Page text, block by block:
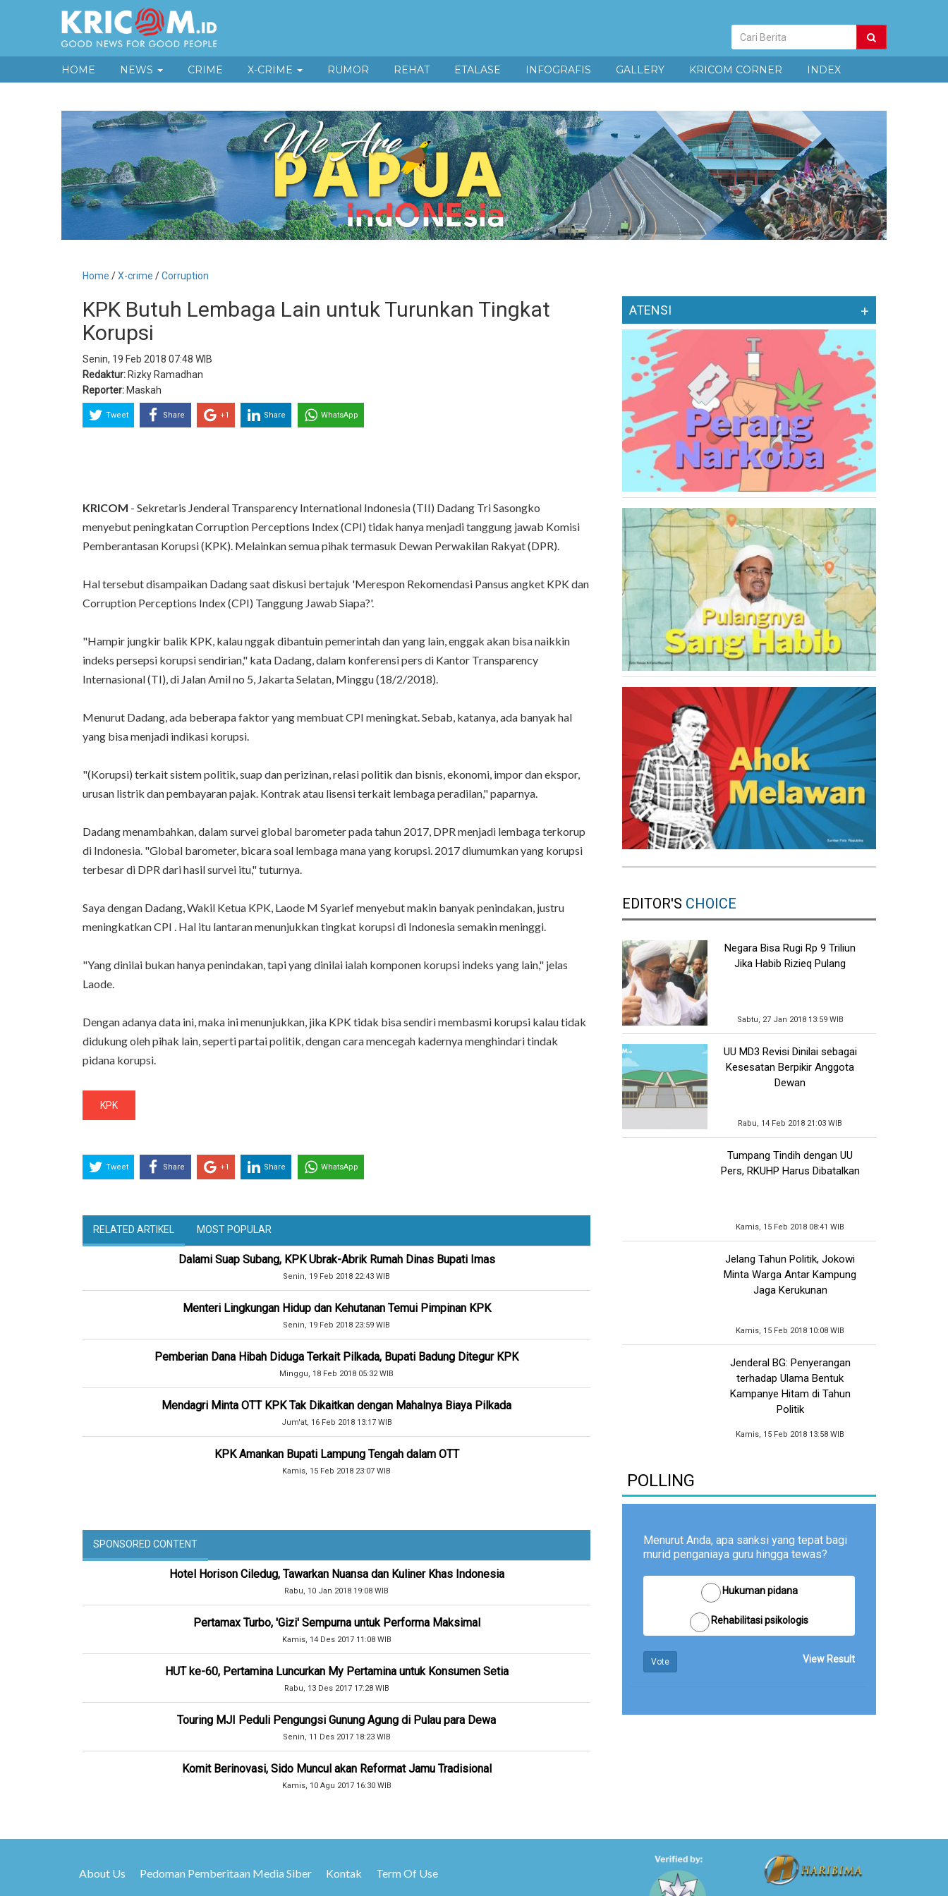
Pencarian
Berita
HOME NEWS CRIME X-CRIME RUMOR REHAT ETALASE INFOGRAFIS GALLERY KRICOM CORNER INDEX
Home /X-crime /Corruption
KPK Butuh Lembaga Lain untuk Turunkan Tingkat
Korupsi
Senin, 19 Feb 2018 07:48 WIB
Redaktur: Rizky Ramadhan
Reporter: Maskah
Tweet Share +1 Share WhatsApp
KRICOM - Sekretaris Jenderal Transparency International Indonesia (TII) Dadang Tri Sasongko
menyebut peningkatan Corruption Perceptions Index (CPI) tidak hanya menjadi tanggung jawab Komisi
Pemberantasan Korupsi (KPK). Melainkan semua pihak termasuk Dewan Perwakilan Rakyat (DPR).
Hal tersebut disampaikan Dadang saat diskusi bertajuk 'Merespon Rekomendasi Pansus angket KPK dan
Corruption Perceptions Index (CPI) Tanggung Jawab Siapa?'.
"Hampir jungkir balik KPK, kalau nggak dibantuin pemerintah dan yang lain, enggak akan bisa naikkin
indeks persepsi korupsi sendirian," kata Dadang, dalam konferensi pers di Kantor Transparency
Internasional (TI), di Jalan Amil no 5, Jakarta Selatan, Minggu (18/2/2018).
Menurut Dadang, ada beberapa faktor yang membuat CPI meningkat. Sebab, katanya, ada banyak hal
yang bisa menjadi indikasi korupsi.
"(Korupsi) terkait sistem politik, suap dan perizinan, relasi politik dan bisnis, ekonomi, impor dan ekspor,
urusan listrik dan pembayaran pajak. Kontrak atau lisensi terkait lembaga peradilan," paparnya.
Dadang menambahkan, dalam survei global barometer pada tahun 2017, DPR menjadi lembaga terkorup
di Indonesia. "Global barometer, bicara soal lembaga mana yang korupsi. 2017 diumumkan yang korupsi
terbesar di DPR dari hasil survei itu," tuturnya.
Saya dengan Dadang, Wakil Ketua KPK, Laode M Syarief menyebut makin banyak penindakan, justru
meningkatkan CPI . Hal itu lantaran menunjukkan tingkat korupsi di Indonesia semakin meninggi.
"Yang dinilai bukan hanya penindakan, tapi yang dinilai ialah komponen korupsi indeks yang lain," jelas
Laode.
Dengan adanya data ini, maka ini menunjukkan, jika KPK tidak bisa sendiri membasmi korupsi kalau tidak
didukung oleh pihak lain, seperti partai politik, dengan cara mencegah kadernya menghindari tindak
pidana korupsi.
KPK
Tweet Share +1 Share WhatsApp
RELATED ARTIKEL MOST POPULAR
Dalami Suap Subang, KPK Ubrak-Abrik Rumah Dinas Bupati Imas
Senin, 19 Feb 2018 22:43 WIB
Menteri Lingkungan Hidup dan Kehutanan Temui Pimpinan KPK
Senin, 19 Feb 2018 23:59 WIB
Pemberian Dana Hibah Diduga Terkait Pilkada, Bupati Badung Ditegur KPK
Minggu, 18 Feb 2018 05:32 WIB
Mendagri Minta OTT KPK Tak Dikaitkan dengan Mahalnya Biaya Pilkada
Jum'at, 16 Feb 2018 13:17 WIB
KPK Amankan Bupati Lampung Tengah dalam OTT
Kamis, 15 Feb 2018 23:07 WIB
SPONSORED CONTENT
Hotel Horison Ciledug, Tawarkan Nuansa dan Kuliner Khas Indonesia
Rabu, 10 Jan 2018 19:08 WIB
Pertamax Turbo, 'Gizi' Sempurna untuk Performa Maksimal
Kamis, 14 Des 2017 11:08 WIB
HUT ke-60, Pertamina Luncurkan My Pertamina untuk Konsumen Setia
Rabu, 13 Des 2017 17:28 WIB
Touring MJI Peduli Pengungsi Gunung Agung di Pulau para Dewa
Senin, 11 Des 2017 18:23 WIB
Komit Berinovasi, Sido Muncul akan Reformat Jamu Tradisional
Kamis, 10 Agu 2017 16:30 WIB
ATENSI +
EDITOR'S CHOICE
Negara Bisa Rugi Rp 9 Triliun
Jika Habib Rizieq Pulang
Sabtu, 27 Jan 2018 13:59 WIB
UU MD3 Revisi Dinilai sebagai
Kesesatan Berpikir Anggota
Dewan
Rabu, 14 Feb 2018 21:03 WIB
Tumpang Tindih dengan UU
Pers, RKUHP Harus Dibatalkan
Kamis, 15 Feb 2018 08:41 WIB
Jelang Tahun Politik, Jokowi
Minta Warga Antar Kampung
Jaga Kerukunan
Kamis, 15 Feb 2018 10:08 WIB
Jenderal BG: Penyerangan
terhadap Ulama Bentuk
Kampanye Hitam di Tahun
Politik
Kamis, 15 Feb 2018 13:58 WIB
POLLING
Menurut Anda, apa sanksi yang tepat bagi
murid penganiaya guru hingga tewas?
Hukuman pidana
Rehabilitasi psikologis
Vote View Result
About Us Pedoman Pemberitaan Media Siber Kontak Term Of Use